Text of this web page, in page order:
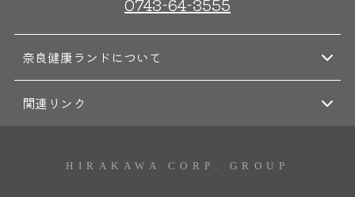
奈良健康ランドについて
関連リンク
HIRAKAWA CORP. GROUP